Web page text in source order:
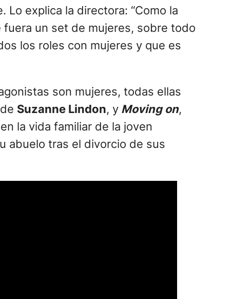
explica la directora: “Como la
un set de mujeres, sobre todo
los roles con mujeres y que es
son mujeres, todas ellas
Suzanne Lindon, y Moving on,
la vida familiar de la joven
abuelo tras el divorcio de sus